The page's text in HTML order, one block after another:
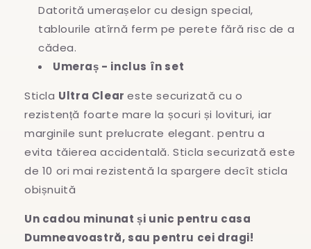
Datorită umerașelor cu design special,
tablourile atîrnă ferm pe perete fără risc de a
cădea.
Umeraș - inclus în set
Sticla Ultra Cleareste securizată cu o
rezistență foarte mare la șocuri și lovituri, iar
marginile sunt prelucrate elegant. pentru a
evita tăierea accidentală. Sticla securizată este
de 10 ori mai rezistentă la spargere decît sticla
obișnuită
Un cadou minunat și unic pentru casa
Dumneavoastră, sau pentru cei dragi!